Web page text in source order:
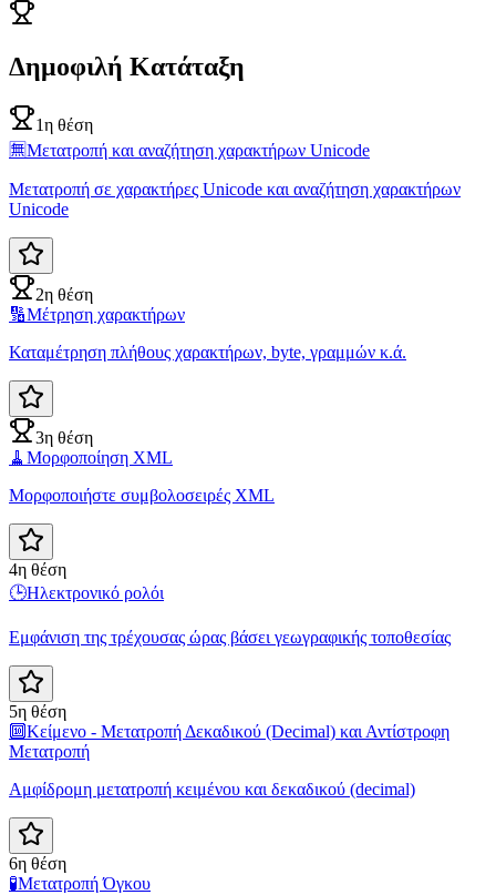
Δημοφιλή Κατάταξη
1η θέση
🈚Μετατροπή και αναζήτηση χαρακτήρων Unicode
Μετατροπή σε χαρακτήρες Unicode και αναζήτηση χαρακτήρων
Unicode
2η θέση
🔢Μέτρηση χαρακτήρων
Καταμέτρηση πλήθους χαρακτήρων, byte, γραμμών κ.ά.
3η θέση
🧹 Μορφοποίηση XML
Μορφοποιήστε συμβολοσειρές XML
4η θέση
🕒Ηλεκτρονικό ρολόι
Εμφάνιση της τρέχουσας ώρας βάσει γεωγραφικής τοποθεσίας
5η θέση
🔟Κείμενο - Μετατροπή Δεκαδικού (Decimal) και Αντίστροφη
Μετατροπή
Αμφίδρομη μετατροπή κειμένου και δεκαδικού (decimal)
6η θέση
🧪Μετατροπή Όγκου